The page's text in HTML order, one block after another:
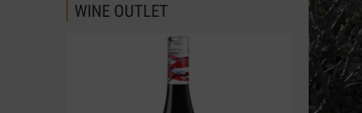
WINE OUTLET